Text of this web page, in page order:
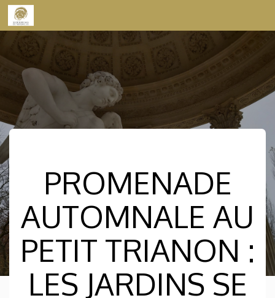
Skip to content
PROMENADE
AUTOMNALE AU
PETIT TRIANON :
LES JARDINS SE